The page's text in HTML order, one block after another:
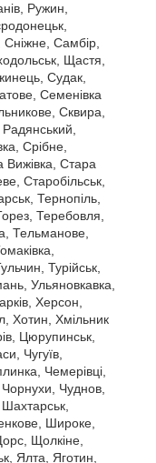
Ружин,
Самбір,
Щастя,
Судак,
Семенівка
Сквира,
Срібне,
Стара
Старобільськ,
Тернопіль,
Теребовля,
Тельманове,
Турійськ,
Ульяновкавка,
Херсон,
Хотин, Хмільник
Цюрупинськ,
Чугуїв,
Чемерівці,
Чуднов,
Широке,
Щолкіне,
Ялта, Яготин,